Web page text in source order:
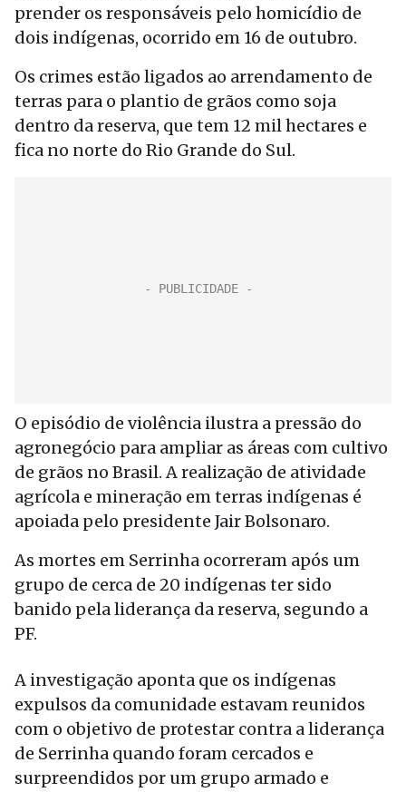
prender os responsáveis pelo homicídio de
dois indígenas, ocorrido em 16 de outubro.
Os crimes estão ligados ao arrendamento de
terras para o plantio de grãos como soja
dentro da reserva, que tem 12 mil hectares e
fica no norte do Rio Grande do Sul.
O episódio de violência ilustra a pressão do
agronegócio para ampliar as áreas com cultivo
de grãos no Brasil. A realização de atividade
agrícola e mineração em terras indígenas é
apoiada pelo presidente Jair Bolsonaro.
As mortes em Serrinha ocorreram após um
grupo de cerca de 20 indígenas ter sido
banido pela liderança da reserva, segundo a
PF.
A investigação aponta que os indígenas
expulsos da comunidade estavam reunidos
com o objetivo de protestar contra a liderança
de Serrinha quando foram cercados e
surpreendidos por um grupo armado e